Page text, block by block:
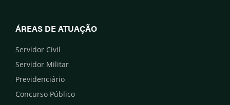
ÁREAS DE ATUAÇÃO
Servidor Civil
Servidor Militar
Previdenciário
Concurso Público